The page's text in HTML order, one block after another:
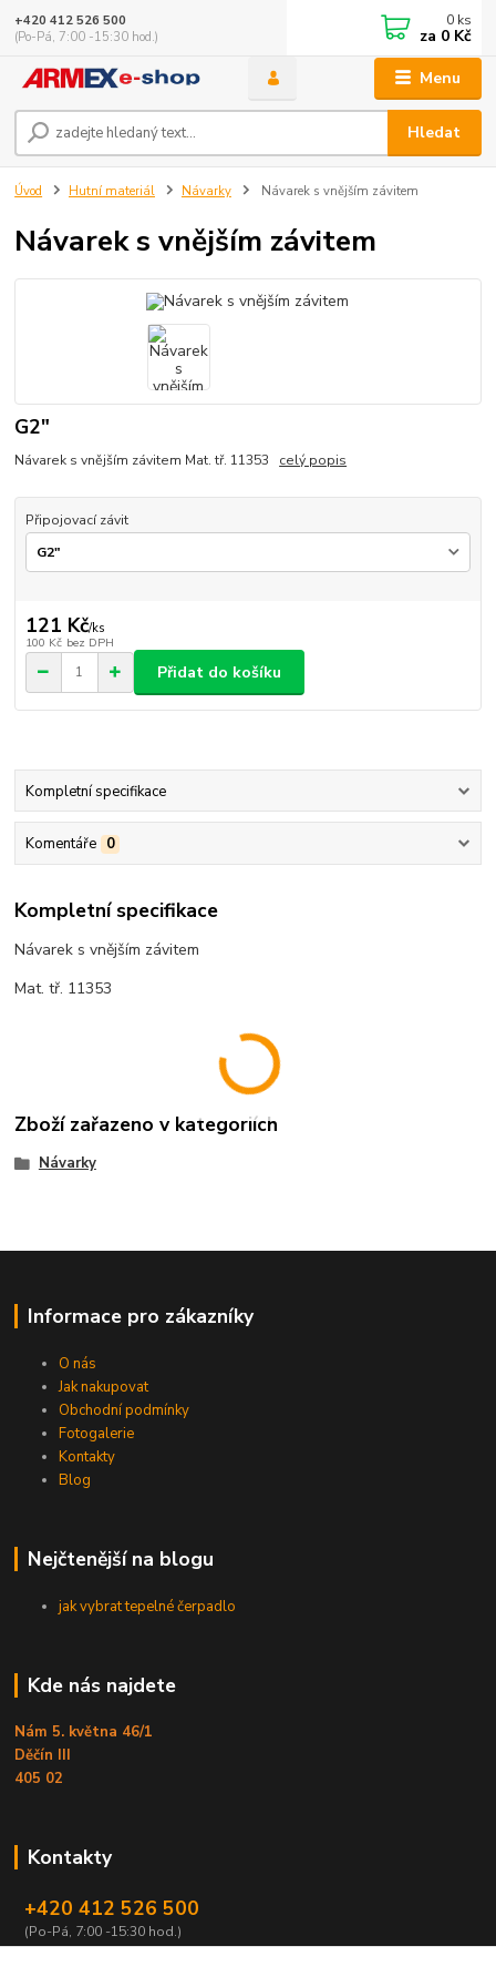
Menu
Hledat
+420 412 526 500
(Po-Pá, 7:00 -15:30 hod.)
0 ks
za 0 Kč
Úvod Hutní materiál Návarky Návarek s vnějším závitem
Návarek s vnějším závitem
G2"
Návarek s vnějším závitem Mat. tř. 11353 celý popis
Připojovací závit
121 Kč/ks
100 Kč bez DPH
Přidat do košíku
Kompletní specifikace
Komentáře 0
Kompletní specifikace
Návarek s vnějším závitem
Mat. tř. 11353
Zboží zařazeno v kategoriích
Návarky
Informace pro zákazníky
O nás
Jak nakupovat
Obchodní podmínky
Fotogalerie
Kontakty
Blog
Nejčtenější na blogu
jak vybrat tepelné čerpadlo
Kde nás najdete
Nám 5. května 46/1
Děčín III
405 02
Kontakty
+420 412 526 500
(Po-Pá, 7:00 -15:30 hod.)